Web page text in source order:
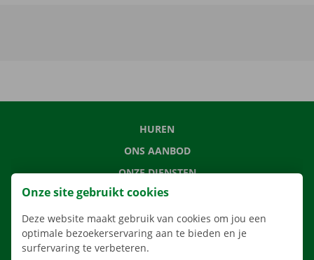
HUREN
ONS AANBOD
ONZE DIENSTEN
LOCATIES
APP
VERHUISOPLOSSINGEN
Onze site gebruikt cookies
Deze website maakt gebruik van cookies om jou een
optimale bezoekerservaring aan te bieden en je
surfervaring te verbeteren.